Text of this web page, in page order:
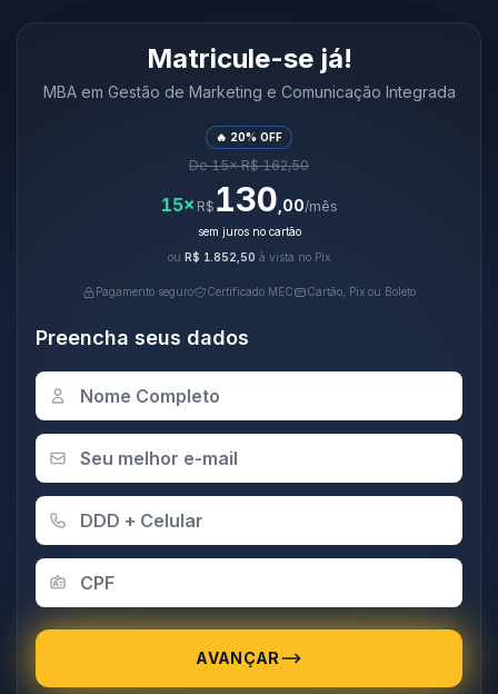
Matricule-se já!
MBA em Gestão de Marketing e Comunicação Integrada
🔥 20% OFF
De 15× R$ 162,50
15× R$ 130 ,00/mês
sem juros no cartão
ou R$ 1.852,50 à vista no Pix
Pagamento seguro Certificado MEC Cartão, Pix ou Boleto
Preencha seus dados
AVANÇAR